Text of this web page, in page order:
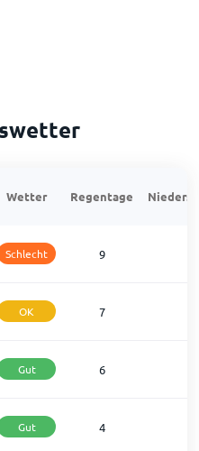
Wetter Regentage
Schlecht 9
OK 7
Gut 6
Gut 4